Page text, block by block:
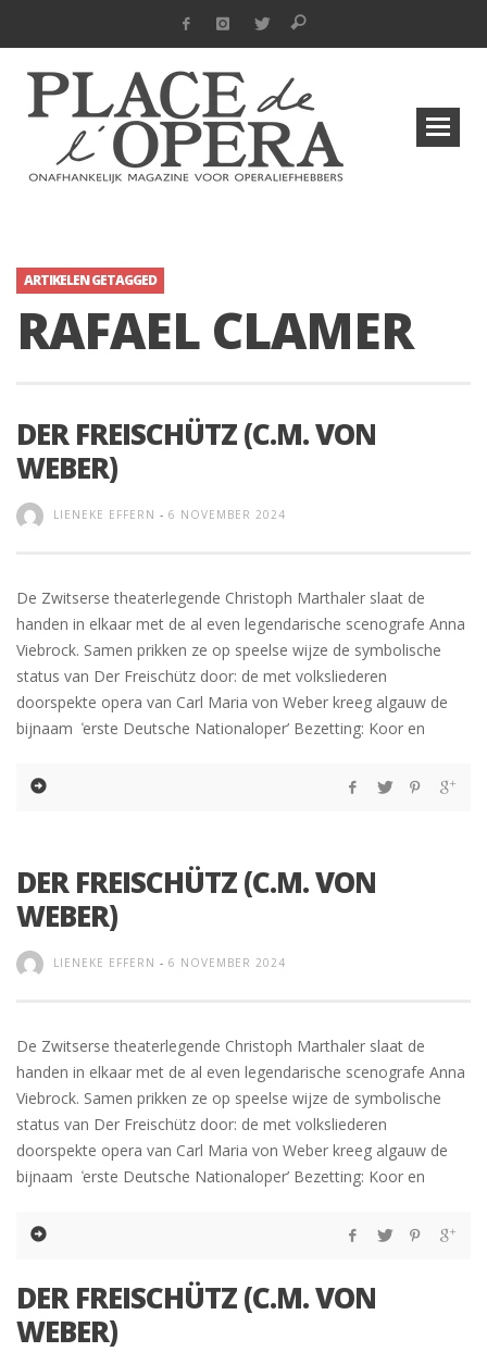
ARTIKELEN GETAGGED
RAFAEL CLAMER
DER FREISCHÜTZ (C.M. VON
WEBER)
LIENEKE EFFERN - 6 NOVEMBER 2024
De Zwitserse theaterlegende Christoph Marthaler slaat de
handen in elkaar met de al even legendarische scenografe Anna
Viebrock. Samen prikken ze op speelse wijze de symbolische
status van Der Freischütz door: de met volksliederen
doorspekte opera van Carl Maria von Weber kreeg algauw de
bijnaam ̒erste Deutsche Nationaloper’ Bezetting: Koor en
DER FREISCHÜTZ (C.M. VON
WEBER)
LIENEKE EFFERN - 6 NOVEMBER 2024
De Zwitserse theaterlegende Christoph Marthaler slaat de
handen in elkaar met de al even legendarische scenografe Anna
Viebrock. Samen prikken ze op speelse wijze de symbolische
status van Der Freischütz door: de met volksliederen
doorspekte opera van Carl Maria von Weber kreeg algauw de
bijnaam ̒erste Deutsche Nationaloper’ Bezetting: Koor en
DER FREISCHÜTZ (C.M. VON
WEBER)